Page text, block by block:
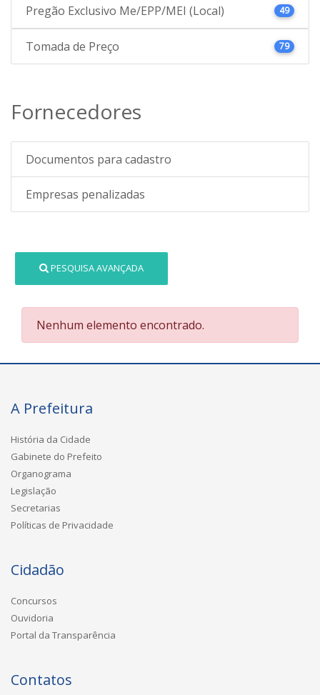
Pregão Exclusivo Me/EPP/MEI (Local) 49
Tomada de Preço 79
Fornecedores
Documentos para cadastro
Empresas penalizadas
PESQUISA AVANÇADA
Nenhum elemento encontrado.
A Prefeitura
História da Cidade
Gabinete do Prefeito
Organograma
Legislação
Secretarias
Políticas de Privacidade
Cidadão
Concursos
Ouvidoria
Portal da Transparência
Contatos